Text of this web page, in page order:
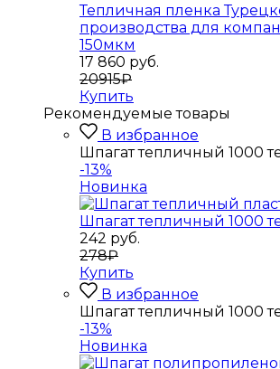
Тепличная пленка
производства для
150мкм
17 860 руб.
20915₽
Купить
Рекомендуемые товары
В избранное
Шпагат тепличный 1000
-13%
Новинка
Шпагат тепличный 1000
242 руб.
278₽
Купить
В избранное
Шпагат тепличный 1000
-13%
Новинка